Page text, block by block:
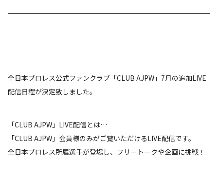
全日本プロレス公式ファンクラブ「CLUB AJPW」7月の追加LIVE
配信日程が決定致しました。
「CLUB AJPW」LIVE配信とは…
「CLUB AJPW」会員様のみがご覧いただけるLIVE配信です。
全日本プロレス所属選手が登場し、フリートークや企画に挑戦！